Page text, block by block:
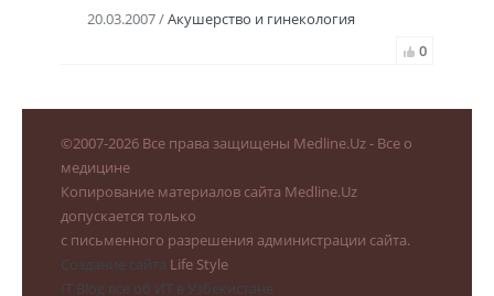
20.03.2007 /Акушерство и гинекология
0
©2007-2026 Все права защищены Medline.Uz - Все о
медицине
Копирование материалов сайта Medline.Uz
допускается только
с письменного разрешения администрации сайта.
Создание сайта Life Style
IT Blog все об ИТ в Узбекистане